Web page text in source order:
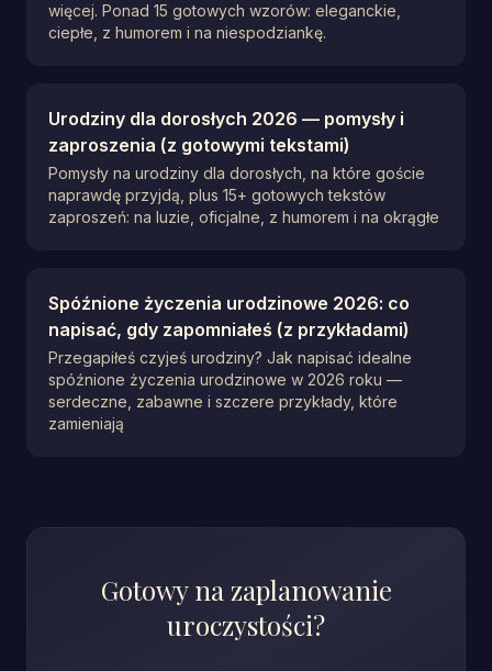
więcej. Ponad 15 gotowych wzorów: eleganckie,
ciepłe, z humorem i na niespodziankę.
Urodziny dla dorosłych 2026 — pomysły i
zaproszenia (z gotowymi tekstami)
Pomysły na urodziny dla dorosłych, na które goście
naprawdę przyjdą, plus 15+ gotowych tekstów
zaproszeń: na luzie, oficjalne, z humorem i na okrągłe
Spóźnione życzenia urodzinowe 2026: co
napisać, gdy zapomniałeś (z przykładami)
Przegapiłeś czyjeś urodziny? Jak napisać idealne
spóźnione życzenia urodzinowe w 2026 roku —
serdeczne, zabawne i szczere przykłady, które
zamieniają
Gotowy na zaplanowanie
uroczystości?